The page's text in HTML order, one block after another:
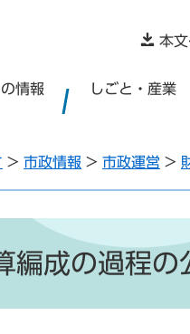
本
情報 しごと・産業
> 市政情報 > 市政運営 >
編成の過程の